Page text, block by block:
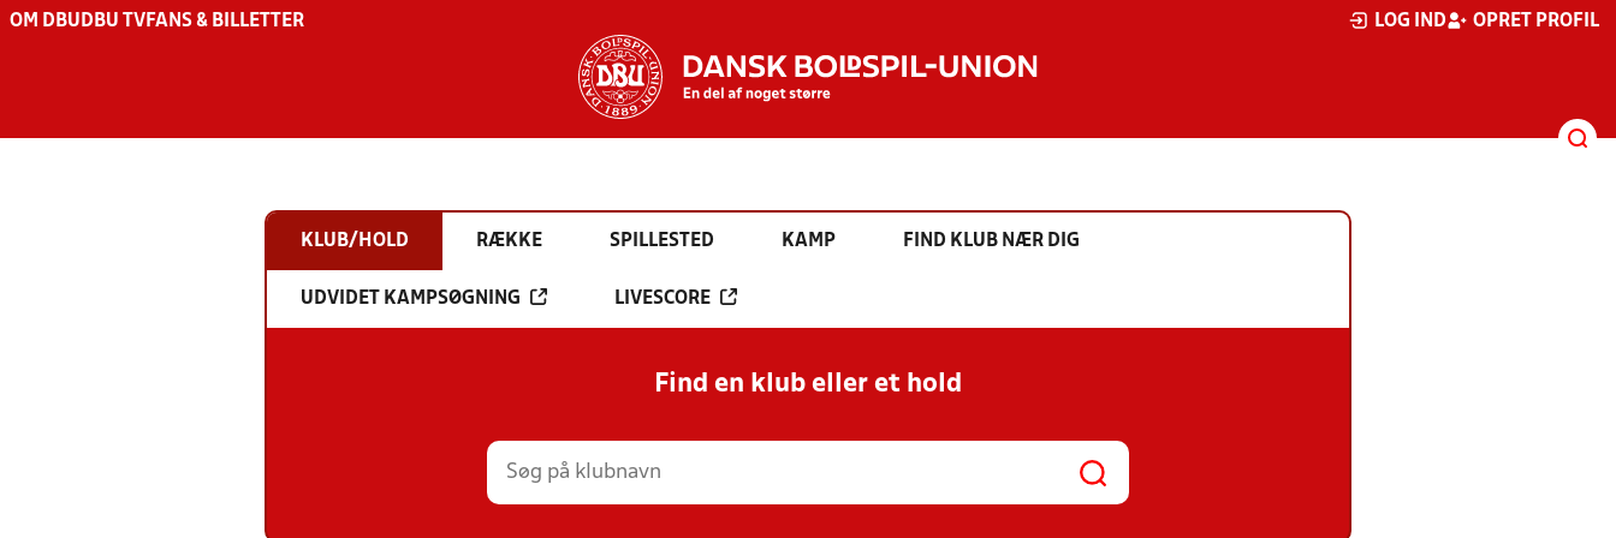
OM DBU DBU TV FANS & BILLETTER LOG IND OPRET PROFIL
KLUB/HOLD RÆKKE SPILLESTED KAMP FIND KLUB NÆR DIG
UDVIDET KAMPSØGNING LIVESCORE
Find en klub eller et hold